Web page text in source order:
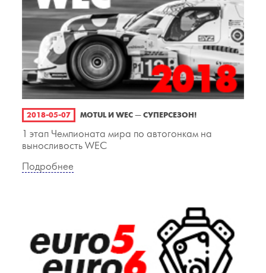
2018-05-07 MOTUL И WEC — СУПЕРСЕЗОН!
1 этап Чемпионата мира по автогонкам на
выносливость WEC
Подробнее